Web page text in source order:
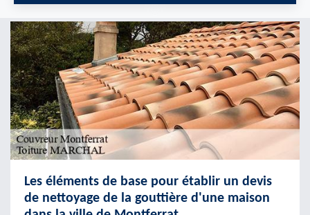
Les éléments de base pour établir un devis
de nettoyage de la gouttière d'une maison